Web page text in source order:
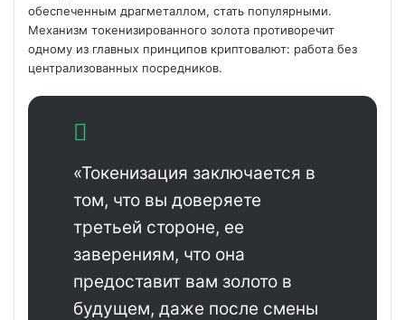
обеспеченным драгметаллом, стать популярными.
Механизм токенизированного золота противоречит
одному из главных принципов криптовалют: работа без
централизованных посредников.
«Токенизация заключается в
том, что вы доверяете
третьей стороне, ее
заверениям, что она
предоставит вам золото в
будущем, даже после смены